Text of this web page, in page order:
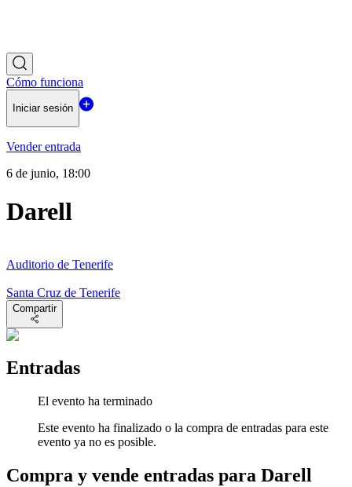
Cómo funciona
Iniciar sesión
Vender entrada
6 de junio, 18:00
Darell
Auditorio de Tenerife
Santa Cruz de Tenerife
Compartir
Entradas
El evento ha terminado
Este evento ha finalizado o la compra de entradas para este
evento ya no es posible.
Compra y vende entradas para Darell